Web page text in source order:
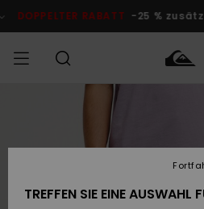
Produktinformation
RABATT -25 % zusätzlich
FRAUEN
Brandneu
Kinder
Snow
Kinder
KINDER
TREFFEN SIE EINE AUSWAHL